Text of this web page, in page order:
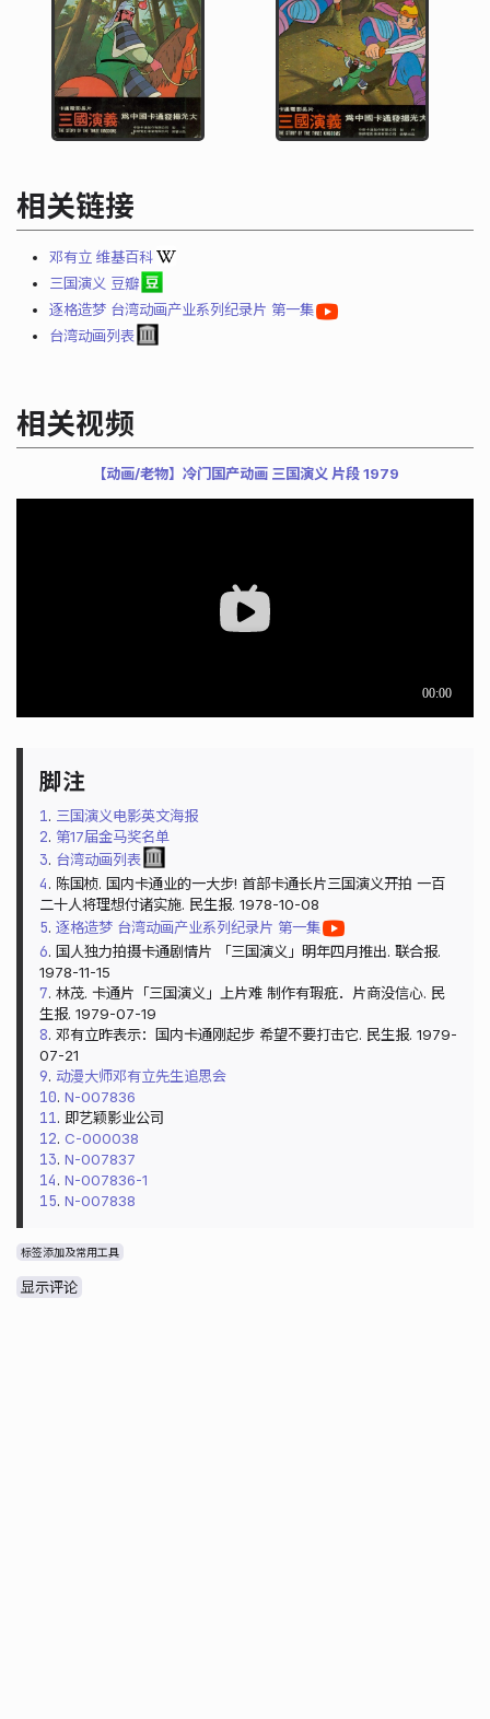
相关链接
邓有立 维基百科
三国演义 豆瓣
逐格造梦 台湾动画产业系列纪录片 第一集
台湾动画列表
相关视频
【动画/老物】冷门国产动画 三国演义 片段 1979
1. 三国演义电影英文海报
2. 第17届金马奖名单
3. 台湾动画列表
4. 陈国桢. 国内卡通业的一大步! 首部卡通长片三国演义开拍 一百
二十人将理想付诸实施. 民生报. 1978-10-08
5. 逐格造梦 台湾动画产业系列纪录片 第一集
6. 国人独力拍摄卡通剧情片 「三国演义」明年四月推出. 联合报.
1978-11-15
7. 林茂. 卡通片「三国演义」上片难 制作有瑕疪．片商没信心. 民
生报. 1979-07-19
8. 邓有立昨表示：国内卡通刚起步 希望不要打击它. 民生报. 1979-
07-21
9. 动漫大师邓有立先生追思会
10. N-007836
11. 即艺颖影业公司
12. C-000038
13. N-007837
14. N-007836-1
15. N-007838
标签添加及常用工具
显示评论